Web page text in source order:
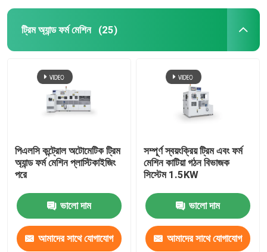
ট্রিম অ্যান্ড ফর্ম মেশিন (25)
পিএলসি কন্ট্রোল অটোমেটিক ট্রিম
অ্যান্ড ফর্ম মেশিন প্লাস্টিকাইজিং
পরে
ভালো দাম
আমাদের সাথে যোগাযোগ
সম্পূর্ণ স্বয়ংক্রিয় ট্রিম এবং ফর্ম
মেশিন কাটিয়া গঠন বিভাজক
সিস্টেম 1.5KW
ভালো দাম
আমাদের সাথে যোগাযোগ